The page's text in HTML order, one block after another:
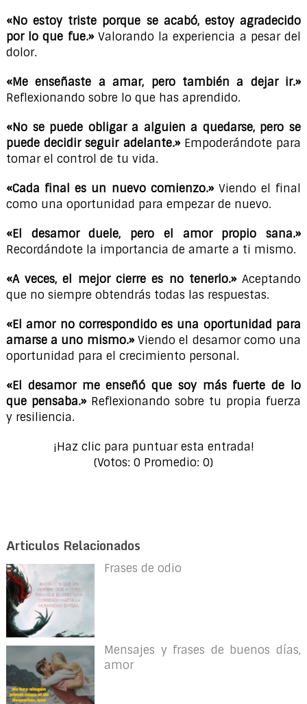
«No estoy triste porque se acabó, estoy agradecido
por lo que fue.»Valorando la experiencia a pesar del
dolor.
«Me enseñaste a amar, pero también a dejar ir.»
Reflexionando sobre lo que has aprendido.
«No se puede obligar a alguien a quedarse, pero se
puede decidir seguir adelante.»Empoderándote para
tomar el control de tu vida.
«Cada final es un nuevo comienzo.»Viendo el final
como una oportunidad para empezar de nuevo.
«El desamor duele, pero el amor propio sana.»
Recordándote la importancia de amarte a ti mismo.
«A veces, el mejor cierre es no tenerlo.»Aceptando
que no siempre obtendrás todas las respuestas.
«El amor no correspondido es una oportunidad para
amarse a uno mismo.»Viendo el desamor como una
oportunidad para el crecimiento personal.
«El desamor me enseñó que soy más fuerte de lo
que pensaba.»Reflexionando sobre tu propia fuerza
y resiliencia.
¡Haz clic para puntuar esta entrada!
(Votos: 0 Promedio: 0)
Articulos Relacionados
Frases de odio
Mensajes y frases de buenos días,
amor